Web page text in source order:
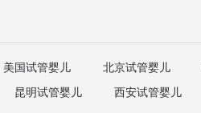
美国试管婴儿 北京试管婴儿
昆明试管婴儿 西安试管婴儿